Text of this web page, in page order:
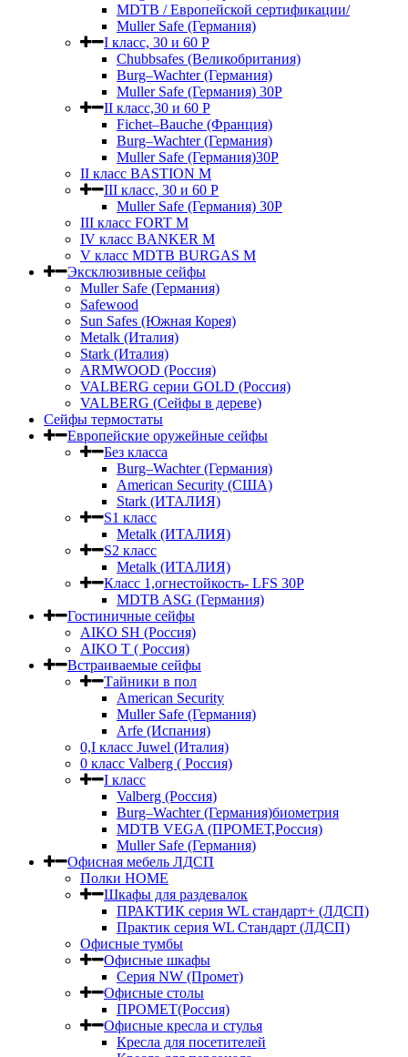
MDTB / Европейской сертификации/
Muller Safe (Германия)
I класс, 30 и 60 P
Chubbsafes (Великобритания)
Burg–Wachter (Германия)
Muller Safe (Германия) 30Р
II класс,30 и 60 P
Fichet–Bauche (Франция)
Burg–Wachter (Германия)
Muller Safe (Германия)30P
II класс BASTION M
III класс, 30 и 60 P
Muller Safe (Германия) 30Р
III класс FORT M
IV класс BANKER M
V класс МDTB BURGAS M
Эксклюзивные сейфы
Muller Safe (Германия)
Safewood
Sun Safes (Южная Корея)
Metalk (Италия)
Stark (Италия)
ARMWOOD (Россия)
VALBERG серии GOLD (Россия)
VALBERG (Сейфы в дереве)
Сейфы термостаты
Европейские оружейные сейфы
Без класса
Burg–Wachter (Германия)
American Security (США)
Stark (ИТАЛИЯ)
S1 класс
Metalk (ИТАЛИЯ)
S2 класс
Metalk (ИТАЛИЯ)
Класс 1,огнестойкость- LFS 30P
MDTB ASG (Германия)
Гостиничные сейфы
AIKO SH (Россия)
AIKO Т ( Россия)
Встраиваемые сейфы
Тайники в пол
American Security
Muller Safe (Германия)
Arfe (Испания)
0,I класс Juwel (Италия)
0 класс Valberg ( Россия)
I класс
Valberg (Россия)
Burg–Wachter (Германия)биометрия
MDTB VEGA (ПРОМЕТ,Россия)
Muller Safe (Германия)
Офисная мебель ЛДСП
Полки HOME
Шкафы для раздевалок
ПРАКТИК серия WL стандарт+ (ЛДСП)
Практик серия WL Стандарт (ЛДСП)
Офисные тумбы
Офисные шкафы
Серия NW (Промет)
Офисные столы
ПРОМЕТ(Россия)
Офисные кресла и стулья
Кресла для посетителей